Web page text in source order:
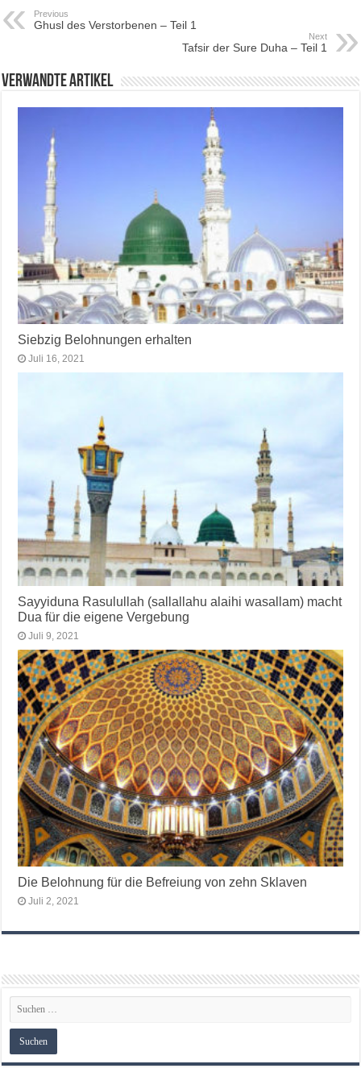
Previous
Ghusl des Verstorbenen – Teil 1
Next
Tafsir der Sure Duha – Teil 1
Verwandte Artikel
Siebzig Belohnungen erhalten
Juli 16, 2021
Sayyiduna Rasulullah (sallallahu alaihi wasallam) macht
Dua für die eigene Vergebung
Juli 9, 2021
Die Belohnung für die Befreiung von zehn Sklaven
Juli 2, 2021